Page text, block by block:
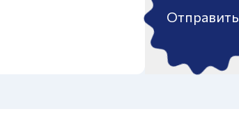
Отправить